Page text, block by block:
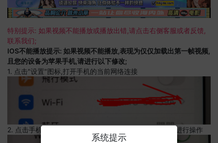
特别提示: 如果视频不能播放或播放出错,请点击右侧客服或者反馈,
联系我们;
IOS不能播放提示: 如果视频不能播放,表现为仅仅加载出第一帧视频,
且您的设备为苹果手机,请进行以下修改;
1. 点击"设置"图标,打开手机的当前网络连接
2. 点击手机的当前网络连接,上边有一个感叹号,点击可以进行操作
系统提示